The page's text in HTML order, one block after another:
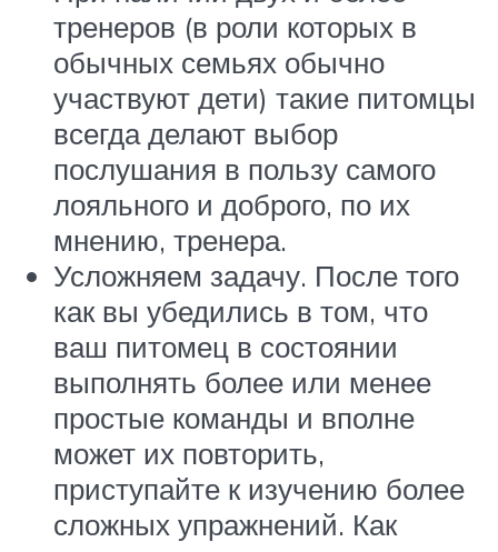
тренеров (в роли которых в
обычных семьях обычно
участвуют дети) такие питомцы
всегда делают выбор
послушания в пользу самого
лояльного и доброго, по их
мнению, тренера.
Усложняем задачу. После того
как вы убедились в том, что
ваш питомец в состоянии
выполнять более или менее
простые команды и вполне
может их повторить,
приступайте к изучению более
сложных упражнений. Как